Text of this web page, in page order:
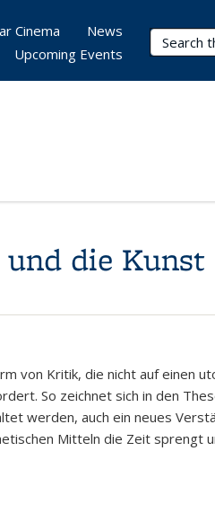
Search
Cinema
News
Upcoming Events
die Kunst
von Kritik, die nicht auf einen
So zeichnet sich in den
werden, auch ein neues
Mitteln die Zeit sprengt